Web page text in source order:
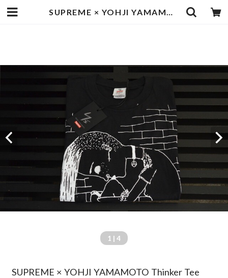
SUPREME × YOHJI YAMAMOTO Thinker Tee | goodbadstore
1 | 4
SUPREME × YOHJI YAMAMOTO Thinker Tee